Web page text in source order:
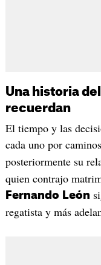
Una historia
recuerdan
El tiempo y las
cada uno por
posteriormente su
quien contrajo
Fernando León
regatista y más